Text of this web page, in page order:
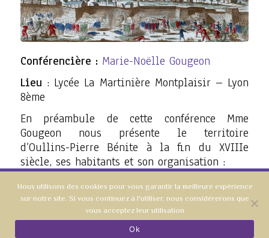
Conférencière : Marie-Noëlle Gougeon
Lieu : Lycée La Martinière Montplaisir – Lyon
8ème
En préambule de cette conférence Mme
Gougeon nous présente le territoire
d’Oullins-Pierre Bénite à la fin du XVIIIe
siècle, ses habitants et son organisation :
Situé au sud de Lyon, sur les bords du
Rhône ce territoire était à la fin du
XVIIIe siècle celui de la paroisse
d’Oullins. Il était divisé en en
Nous utilisons des cookies pour vous garantir la meilleure expérience
sur notre site. Si vous continuez à l'utiliser, nous considérerons que
vous acceptez leur utilisation
Ok